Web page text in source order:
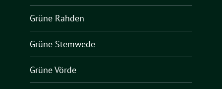
Grüne Rahden
Grüne Stemwede
Grüne Vörde